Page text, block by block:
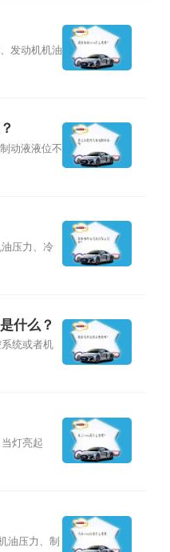
发动机机油
动液液位不
压力、冷
什么？
统或者机
灯亮起
油压力、制